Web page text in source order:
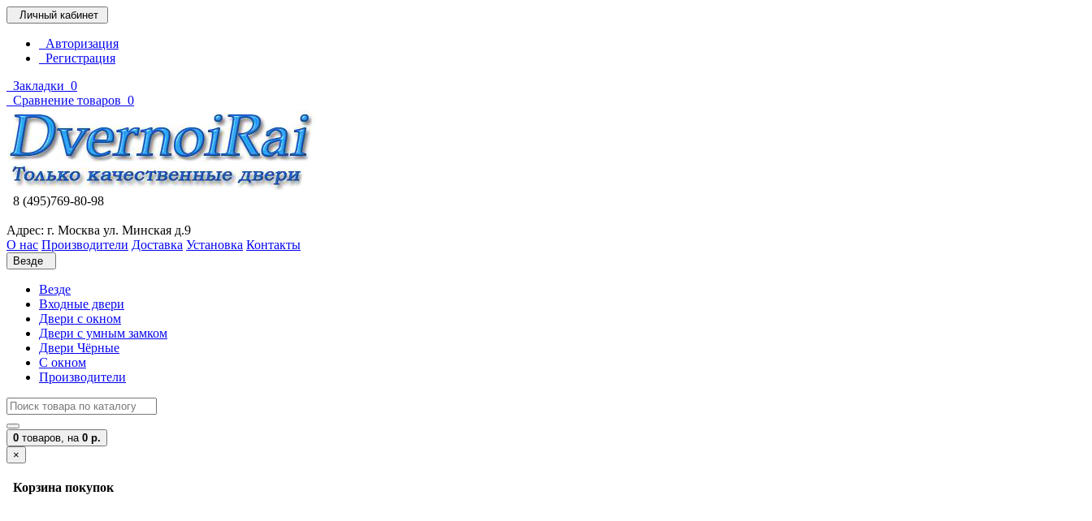
Личный кабинет
Авторизация
Регистрация
Закладки 0
Сравнение товаров 0
8 (495)769-80-98
Адрес: г. Москва ул. Минская д.9
О нас Производители Доставка Установка Контакты
Везде
Везде
Входные двери
Двери с окном
Двери с умным замком
Двери Чёрные
C окном
Производители
0 товаров, на 0 р.
×
Корзина покупок